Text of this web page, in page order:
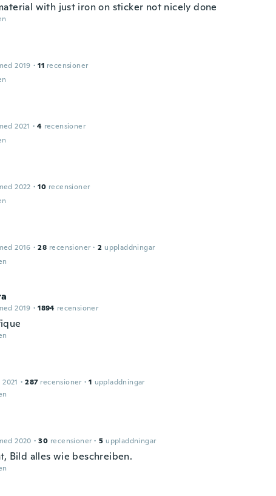
with just iron on sticker not nicely done
2019 · 11 recensioner
2021 · 4 recensioner
2022 · 10 recensioner
2016 · 28 recensioner · 2 uppladdningar
2019 · 1894 recensioner
· 287 recensioner · 1 uppladdningar
2020 · 30 recensioner · 5 uppladdningar
Bild alles wie beschreiben.